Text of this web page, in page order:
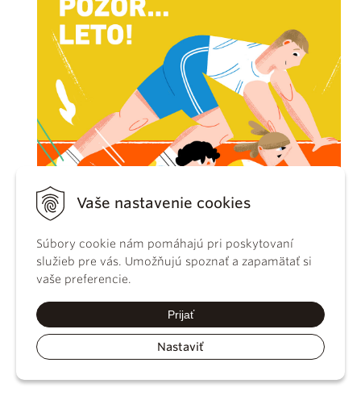
Vaše nastavenie cookies
Súbory cookie nám pomáhajú pri poskytovaní
služieb pre vás. Umožňujú spoznať a zapamätať si
vaše preferencie.
Prijať
Nastaviť